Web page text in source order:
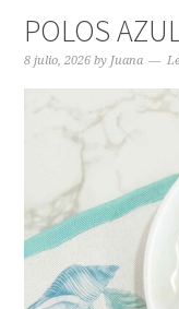
POLOS
8 julio, 2026 by Juana